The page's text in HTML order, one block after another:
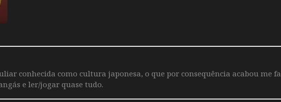
conhecida como cultura japonesa, o que por consequência acabou me
e ler/jogar quase tudo.